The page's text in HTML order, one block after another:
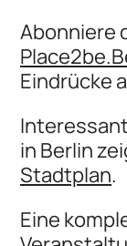
Abonniere
Eindrücke
in Berlin
Stadtplan.
Eine